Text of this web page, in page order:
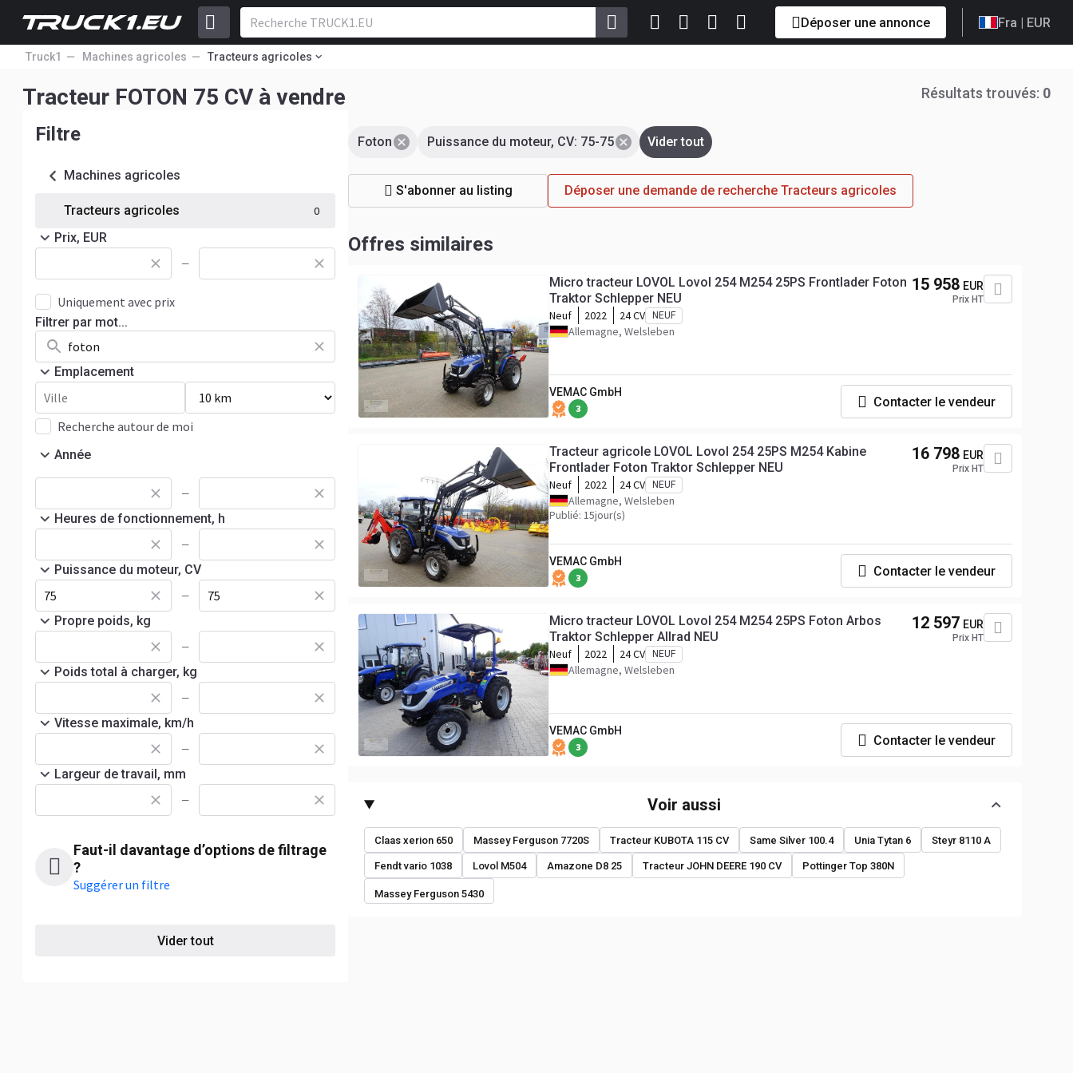
Déposer une annonce Fra | EUR
Truck1 Machines agricoles Tracteurs agricoles
Tracteur FOTON 75 CV à vendre Résultats trouvés: 0
Filtre
Machines agricoles
Tracteurs agricoles 0
Prix, EUR
—
Uniquement avec prix
Filtrer par mot...
Emplacement
Recherche autour de moi
Année
—
Heures de fonctionnement, h
—
Puissance du moteur, CV
—
Propre poids, kg
—
Poids total à charger, kg
—
Vitesse maximale, km/h
—
Largeur de travail, mm
—
Faut-il davantage d’options de filtrage
?
Suggérer un filtre
Vider tout
Foton Puissance du moteur, CV: 75-75 Vider tout
S'abonner au listing Déposer une demande de recherche Tracteurs agricoles
Offres similaires
Micro tracteur LOVOL Lovol 254 M254 25PS Frontlader Foton
Traktor Schlepper NEU
Neuf 2022 24 CV NEUF
Allemagne, Welsleben
15 958 EUR
Prix HT
VEMAC GmbH
3 Contacter le vendeur
Tracteur agricole LOVOL Lovol 254 25PS M254 Kabine
Frontlader Foton Traktor Schlepper NEU
Neuf 2022 24 CV NEUF
Allemagne, Welsleben
Publié: 15jour(s)
16 798 EUR
Prix HT
VEMAC GmbH
3 Contacter le vendeur
Micro tracteur LOVOL Lovol 254 M254 25PS Foton Arbos
Traktor Schlepper Allrad NEU
Neuf 2022 24 CV NEUF
Allemagne, Welsleben
12 597 EUR
Prix HT
VEMAC GmbH
3 Contacter le vendeur
Voir aussi
Claas xerion 650 Massey Ferguson 7720S Tracteur KUBOTA 115 CV Same Silver 100.4 Unia Tytan 6 Steyr 8110 A
Fendt vario 1038 Lovol M504 Amazone D8 25 Tracteur JOHN DEERE 190 CV Pottinger Top 380N
Massey Ferguson 5430